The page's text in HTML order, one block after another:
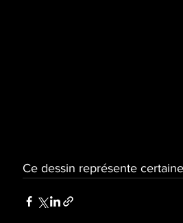
Ce dessin représente